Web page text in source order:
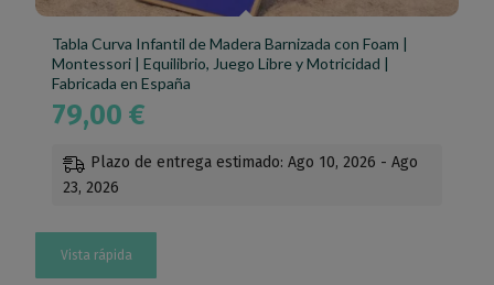
Tabla Curva Infantil de Madera Barnizada con Foam |
Montessori | Equilibrio, Juego Libre y Motricidad |
Fabricada en España
79,00€
Plazo de entrega estimado: Ago 10, 2026 - Ago
23, 2026
Vista rápida